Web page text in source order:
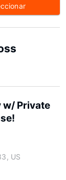
w/ Private
US